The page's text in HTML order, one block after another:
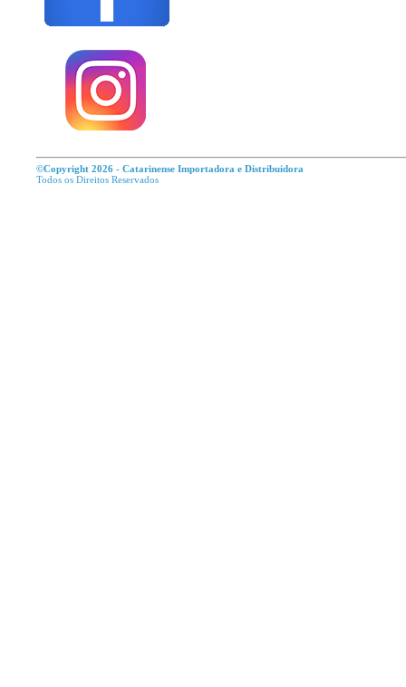
©Copyright 2026 - Catarinense Importadora e Distribuidora
Todos os Direitos